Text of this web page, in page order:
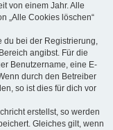
von einem Jahr. Alle
„Alle Cookies löschen“
du bei der Registrierung,
angibst. Für die
Benutzername, eine E-
durch den Betreiber
so ist dies für dich vor
erstellst, so werden
Gleiches gilt, wenn